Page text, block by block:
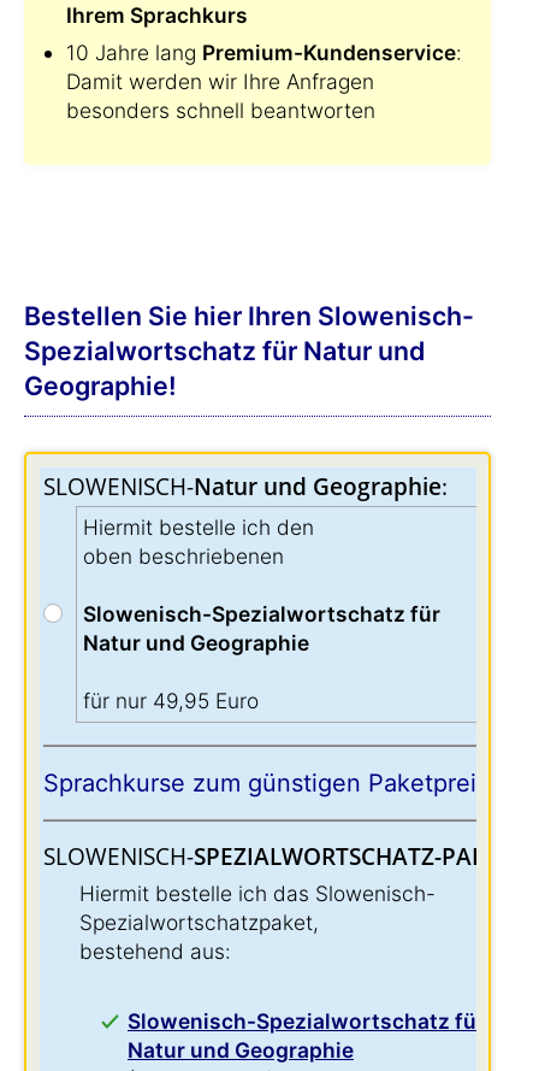
Ihrem Sprachkurs
10 Jahre lang Premium-Kundenservice:
Damit werden wir Ihre Anfragen
besonders schnell beantworten
Bestellen Sie hier Ihren Slowenisch-
Spezialwortschatz für Natur und
Geographie!
SLOWENISCH-Natur und Geographie:
Hiermit bestelle ich den
oben beschriebenen
Slowenisch-Spezialwortschatz für
Natur und Geographie
für nur 49,95 Euro
Sprachkurse zum günstigen Paketpreis:
SLOWENISCH-SPEZIALWORTSCHATZ-PAKET:
Hiermit bestelle ich das Slowenisch-
Spezialwortschatzpaket,
bestehend aus:
Slowenisch-Spezialwortschatz für
Natur und Geographie